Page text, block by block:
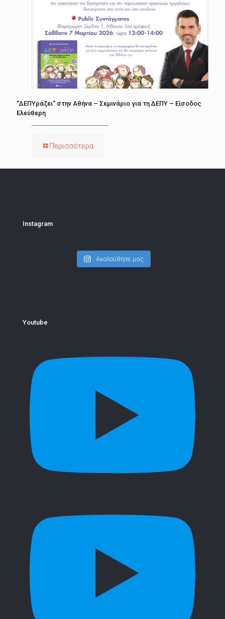
“ΔΕΠΥράζει” στην Αθήνα – Σεμινάριο για τη ΔΕΠΥ – Είσοδος
Ελεύθερη
Περισσότερα
Instagram
Ακολούθησε μας
Youtube